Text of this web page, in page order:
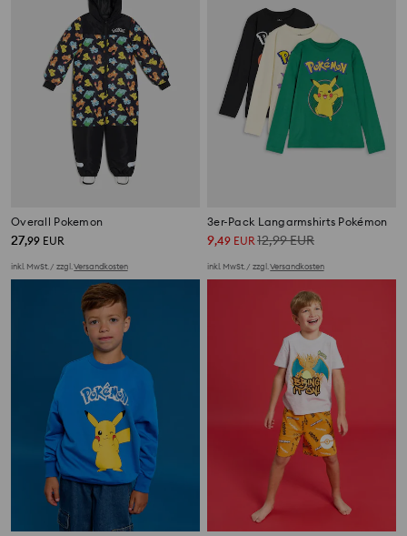
Overall Pokemon
27,99 EUR
inkl. MwSt. / zzgl.Versandkosten
3er-Pack Langarmshirts Pokémon
9,49 EUR 12,99EUR
inkl. MwSt. / zzgl.Versandkosten